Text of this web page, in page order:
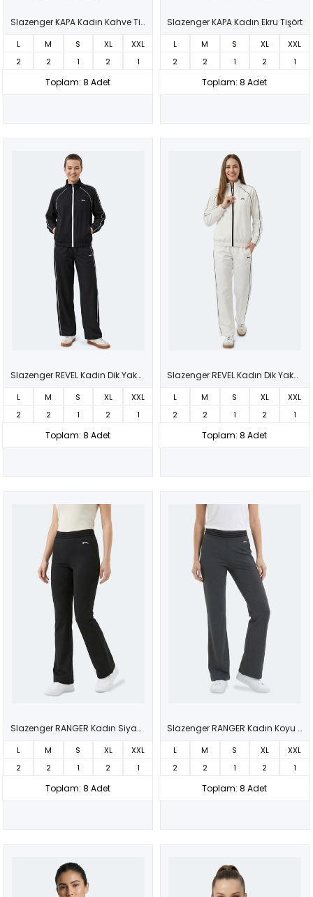
Slazenger KAPA Kadın Kahve Tişört
L M S XL
XXL
2
2 1 2 1
Toplam: 8 Adet
Slazenger KAPA Kadın Ekru Tişört
L M S XL
XXL
2
2 1 2 1
Toplam: 8 Adet
Slazenger REVEL Kadın Dik Yaka Fermuarlı Siyah Eşofman Takımı
L M S XL
XXL
2
2 1 2 1
Toplam: 8 Adet
Slazenger REVEL Kadın Dik Yaka Fermuarlı Kemik Eşofman Takımı
L M S XL
XXL
2
2 1 2 1
Toplam: 8 Adet
Slazenger RANGER Kadın Siyah Tayt
L M S XL
XXL
2
2 1 2 1
Toplam: 8 Adet
Slazenger RANGER Kadın Koyu Gri Tayt
L M S XL
XXL
2
2 1 2 1
Toplam: 8 Adet